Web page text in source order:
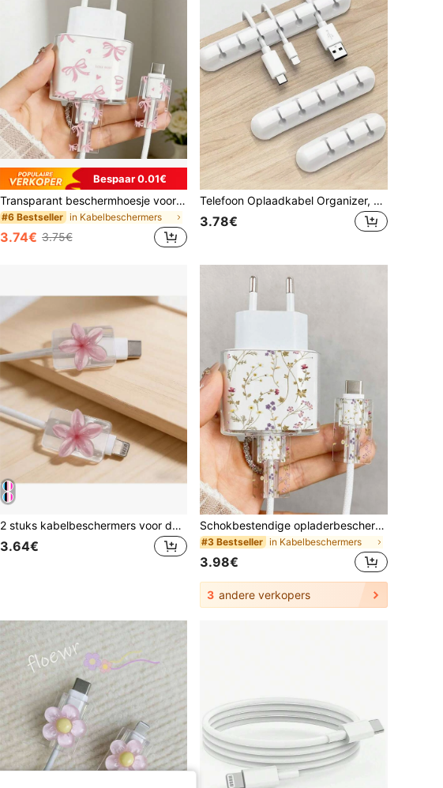
Bespaar 0.01€
Transparant beschermhoesje voor oplader met roze strik en hartjespatroon, geschikt voor 20W EU-stekkeroplader ter bescherming tegen breuk.
#6 Bestseller in Kabelbeschermers
3.74€ 3.75€
Telefoon Oplaadkabel Organizer, Draad Clips Houder Voor Bureau, Data Kabel Oortelefoon Binder Bureau Netjes Accessoires
3.78€
2 stuks kabelbeschermers voor datalijnen, anti-breuk voor oplaadkabels, harsmateriaal, geen batterij nodig, geschikt voor Type-C-Type-C, voor Type-C-
3.64€
Schokbestendige opladerbeschermer met kwastje (geschikt voor 20W), compatibel met 13/14/15 Europese adapters, inclusief kabelbeschermer, transparante EU-stekkerbeschermer, kabelbeschermer en opladeraccessoires. Een perfect cadeau voor vrouwen.
#3 Bestseller in Kabelbeschermers
3.98€
3 andere verkopers